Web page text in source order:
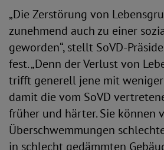
„Die Zerstörung von
zunehmend auch zu einer
geworden“, stellt SoVD-
fest. „Denn der Verlust von
trifft generell jene mit weniger
damit die vom SoVD
früher und härter. Sie können
Überschwemmungen
in schlecht gedämmten